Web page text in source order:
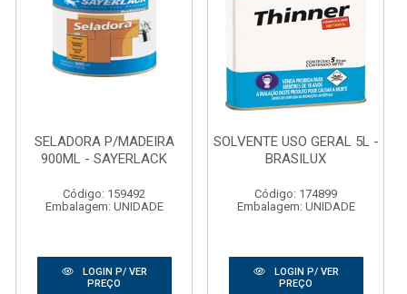
SELADORA P/MADEIRA
900ML - SAYERLACK
Código: 159492
Embalagem: UNIDADE
LOGIN P/ VER
PREÇO
SOLVENTE USO GERAL 5L -
BRASILUX
Código: 174899
Embalagem: UNIDADE
LOGIN P/ VER
PREÇO